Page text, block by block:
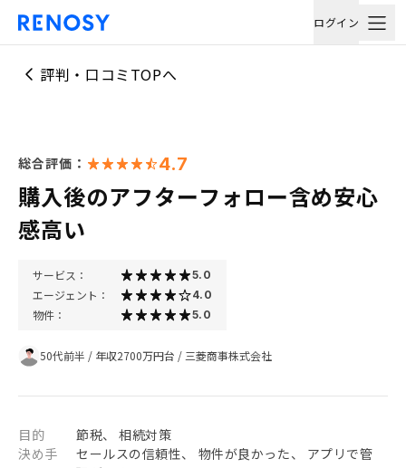
ログイン
評判・口コミTOPへ
総合評価： 4.7
購入後のアフターフォロー含め安心
感高い
サービス： 5.0
エージェント： 4.0
物件： 5.0
50代前半 / 年収2700万円台 / 三菱商事株式会社
目的
節税、 相続対策
決め手
セールスの信頼性、 物件が良かった、 アプリで管